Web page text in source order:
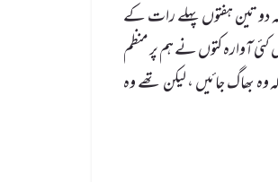
دو تین ہفتوں پہلے رات کے
آوارہ کتوں نے ہم پر منظم
بھاگ جائیں ، لیکن تھے وہ